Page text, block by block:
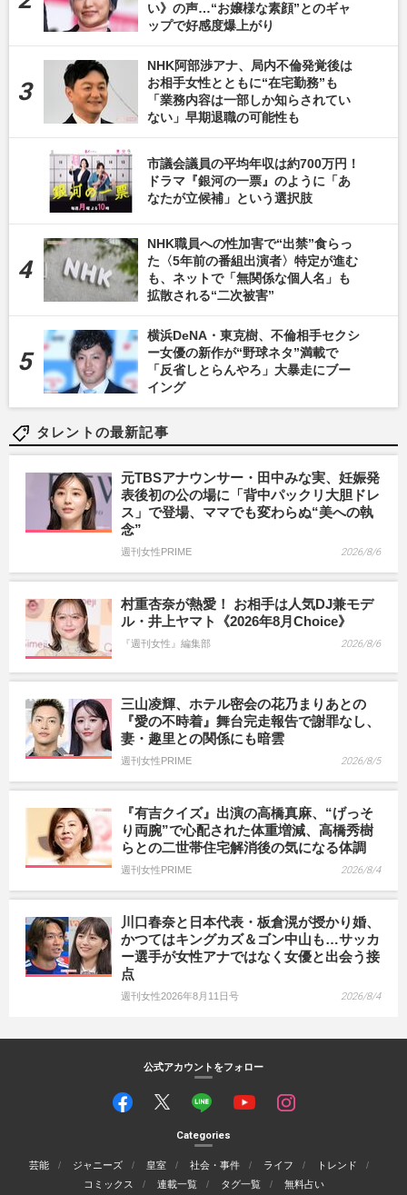
い》の声…“お嬢様な素顔”とのギャ
ップで好感度爆上がり
NHK阿部渉アナ、局内不倫発覚後は
お相手女性とともに“在宅勤務”も
「業務内容は一部しか知らされてい
ない」早期退職の可能性も
市議会議員の平均年収は約700万円！
ドラマ『銀河の一票』のように「あ
なたが立候補」という選択肢
NHK職員への性加害で“出禁”食らっ
た〈5年前の番組出演者〉特定が進む
も、ネットで「無関係な個人名」も
拡散される“二次被害”
横浜DeNA・東克樹、不倫相手セクシ
ー女優の新作が“野球ネタ”満載で
「反省しとらんやろ」大暴走にブー
イング
タレントの最新記事
元TBSアナウンサー・田中みな実、妊娠発
表後初の公の場に「背中パックリ大胆ドレ
ス」で登場、ママでも変わらぬ“美への執
念”
週刊女性PRIME 2026/8/6
村重杏奈が熱愛！ お相手は人気DJ兼モデ
ル・井上ヤマト《2026年8月Choice》
『週刊女性』編集部 2026/8/6
三山凌輝、ホテル密会の花乃まりあとの
『愛の不時着』舞台完走報告で謝罪なし、
妻・趣里との関係にも暗雲
週刊女性PRIME 2026/8/5
『有吉クイズ』出演の高橋真麻、“げっそ
り両腕”で心配された体重増減、高橋秀樹
らとの二世帯住宅解消後の気になる体調
週刊女性PRIME 2026/8/4
川口春奈と日本代表・板倉滉が授かり婚、
かつてはキングカズ＆ゴン中山も…サッカ
ー選手が女性アナではなく女優と出会う接
点
週刊女性2026年8月11日号 2026/8/4
公式アカウントをフォロー
Categories
芸能 ジャニーズ 皇室 社会・事件 ライフ
トレンド
コミックス
連載一覧 タグ一覧 無料占い